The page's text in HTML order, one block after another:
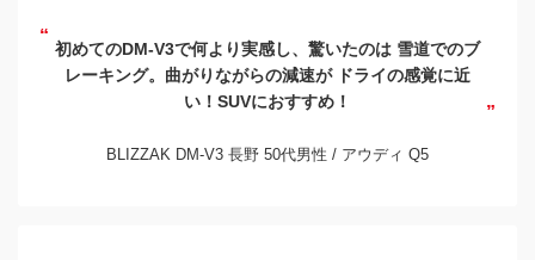
初めてのDM-V3で何より実感し、驚いたのは 雪道でのブ
レーキング。曲がりながらの減速がドライの感覚に近
い！SUVにおすすめ！
BLIZZAK DM-V3 長野 50代男性 / アウディ Q5